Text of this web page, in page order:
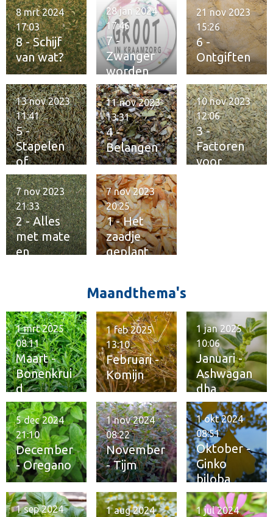
8 - Schijf
van wat?
8 mrt 2024
17:03
7 -
Zwanger
worden
28 jan 2024
17:46
6 -
Ontgiften
21 nov 2023
15:26
5 -
Stapelen
of
verzamele
n
13 nov 2023
11:41
4 -
Belangen
11 nov 2023
13:31
3 -
Factoren
voor
10 nov 2023
12:06
2 - Alles
met mate
en
7 nov 2023
21:33
1 - Het
zaadje
geplant
7 nov 2023
20:25
Maandthema's
Maart -
Bonenkrui
d
1 mrt 2025
08:11
Februari -
Komijn
1 feb 2025
13:10
Januari -
Ashwagan
dha
1 jan 2025
10:06
December
- Oregano
5 dec 2024
21:10
November
- Tijm
1 nov 2024
08:22
Oktober -
Ginko
biloba
1 okt 2024
08:51
1 sep 2024
1 aug 2024
1 jul 2024